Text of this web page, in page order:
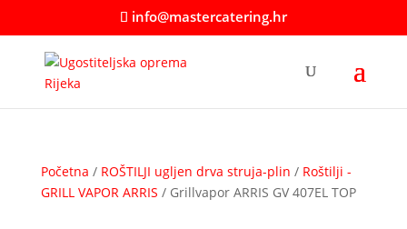
info@mastercatering.hr
Početna / ROŠTILJI ugljen drva struja-plin / Roštilji -
GRILL VAPOR ARRIS / Grillvapor ARRIS GV 407EL TOP